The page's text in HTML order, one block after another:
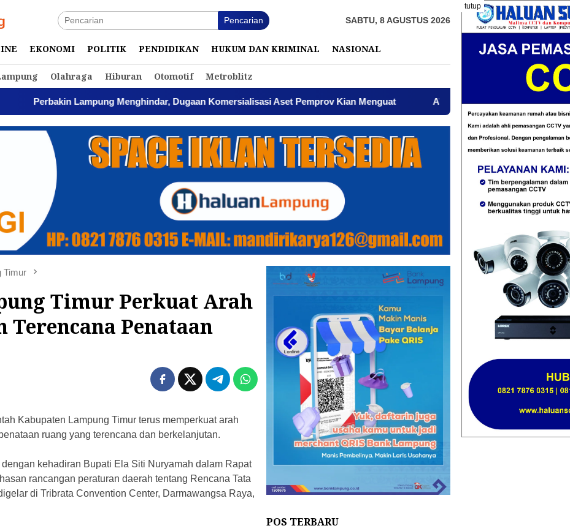
tutup
Pencarian SABTU, 8 AGUSTUS 2026
EKONOMI POLITIK PENDIDIKAN HUKUM DAN KRIMINAL NASIONAL
Olahraga Hiburan Otomotif Metroblitz
Lampung Menghindar, Dugaan Komersialisasi Aset Pemprov Kian Menguat AWPI Serukan Perdamaian dan Kecam
Timur
Timur Perkuat Arah
Terencana Penataan
Kabupaten Lampung Timur terus memperkuat arah
ruang yang terencana dan berkelanjutan.
kehadiran Bupati Ela Siti Nuryamah dalam Rapat
rancangan peraturan daerah tentang Rencana Tata
di Tribrata Convention Center, Darmawangsa Raya,
POS TERBARU